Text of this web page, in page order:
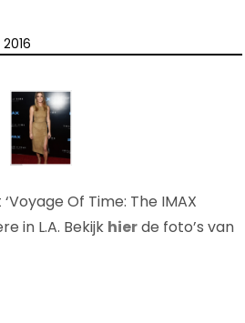
2016
Of Time: The IMAX
in L.A. Bekijk hierde foto’s van